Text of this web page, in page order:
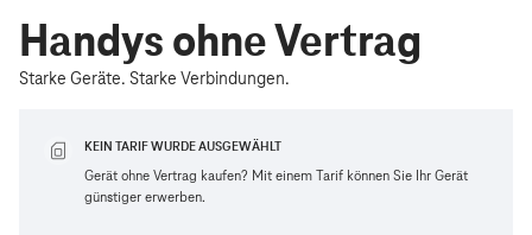
Handys ohne Vertrag
Starke Geräte. Starke Verbindungen.
KEIN TARIF WURDE AUSGEWÄHLT
Gerät ohne Vertrag kaufen? Mit einem Tarif können Sie Ihr Gerät
günstiger erwerben.